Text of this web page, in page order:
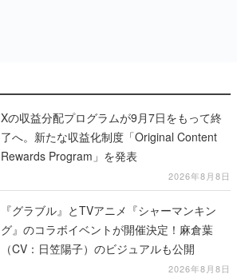
Xの収益分配プログラムが9月7日をもって終
了へ。新たな収益化制度「Original Content
Rewards Program」を発表
2026年8月8日
『グラブル』とTVアニメ『シャーマンキン
グ』のコラボイベントが開催決定！麻倉葉
（CV：日笠陽子）のビジュアルも公開
2026年8月8日